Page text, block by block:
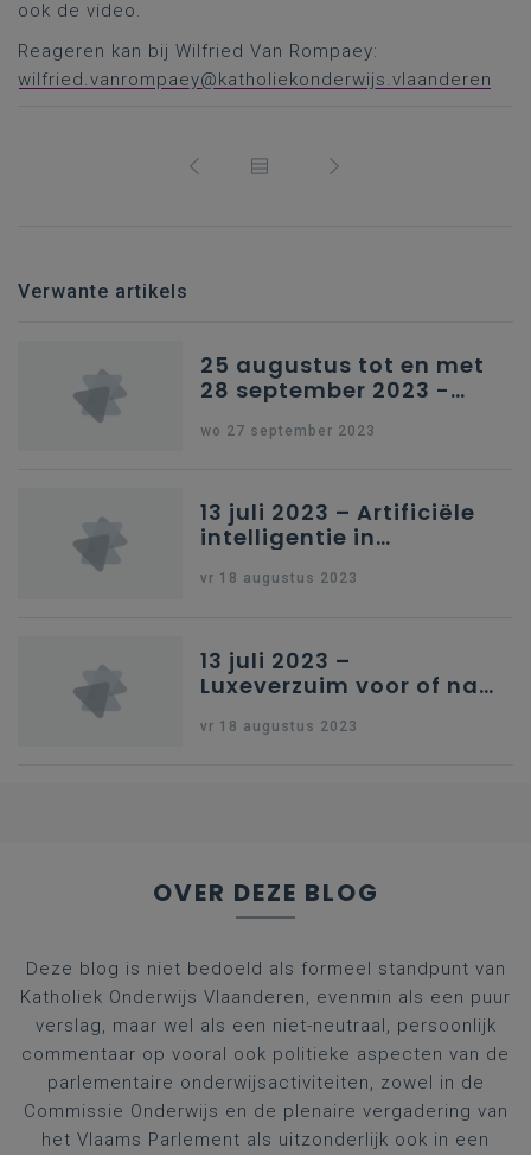
ook de video.
Reageren kan bij Wilfried Van Rompaey:
wilfried.vanrompaey@katholiekonderwijs.vlaanderen
Verwante artikels
25 augustus tot en met
28 september 2023 -
wo 27 september 2023
13 juli 2023 – Artificiële
intelligentie in
vr 18 augustus 2023
13 juli 2023 –
Luxeverzuim voor of na
vr 18 augustus 2023
OVER DEZE BLOG
Deze blog is niet bedoeld als formeel standpunt van
Katholiek Onderwijs Vlaanderen, evenmin als een puur
verslag, maar wel als een niet-neutraal, persoonlijk
commentaar op vooral ook politieke aspecten van de
parlementaire onderwijsactiviteiten, zowel in de
Commissie Onderwijs en de plenaire vergadering van
het Vlaams Parlement als uitzonderlijk ook in een